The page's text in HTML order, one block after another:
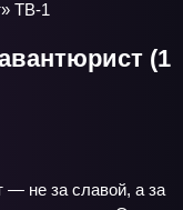
(1
— не за славой, а за